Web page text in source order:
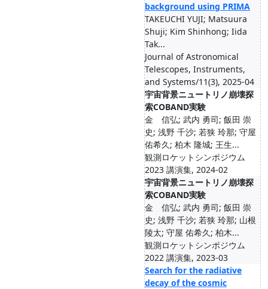
background using PRIMA
TAKEUCHI YUJI; Matsuura
Shuji; Kim Shinhong; Iida
Tak...
Journal of Astronomical
Telescopes, Instruments,
and Systems/11(3), 2025-04
宇宙背景ニュートリノ崩壊探
索COBAND実験
金 信弘; 武内 勇司; 飯田 崇
史; 浅野 千沙; 若狭 玲那; 守屋
佑希久; 柏木 隆城; 王生...
観測ロケットシンポジウム
2023 講演集, 2024-02
宇宙背景ニュートリノ崩壊探
索COBAND実験
金 信弘; 武内 勇司; 飯田 崇
史; 浅野 千沙; 若狭 玲那; 山根
陵太; 守屋 佑希久; 柏木...
観測ロケットシンポジウム
2022 講演集, 2023-03
Search for the radiative
decay of the cosmic